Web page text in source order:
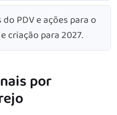
PDV e ações para o
criação para 2027.
por